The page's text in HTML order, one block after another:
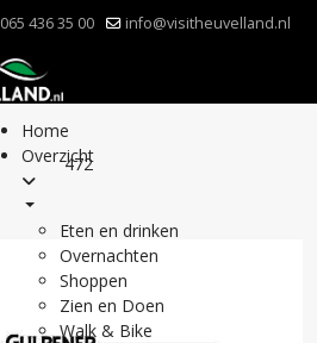
065 436 35 00 info@visitheuvelland.nl
Home
Overzicht
Eten en drinken
Overnachten
Shoppen
Zien en Doen
Walk & Bike
472